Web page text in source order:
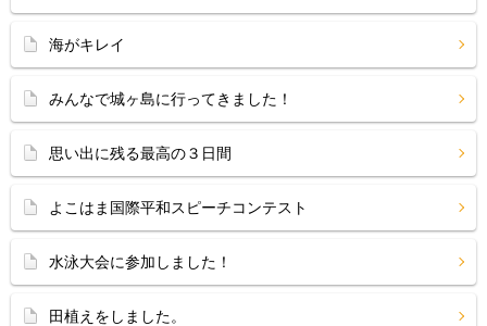
海がキレイ
みんなで城ヶ島に行ってきました！
思い出に残る最高の３日間
よこはま国際平和スピーチコンテスト
水泳大会に参加しました！
田植えをしました。